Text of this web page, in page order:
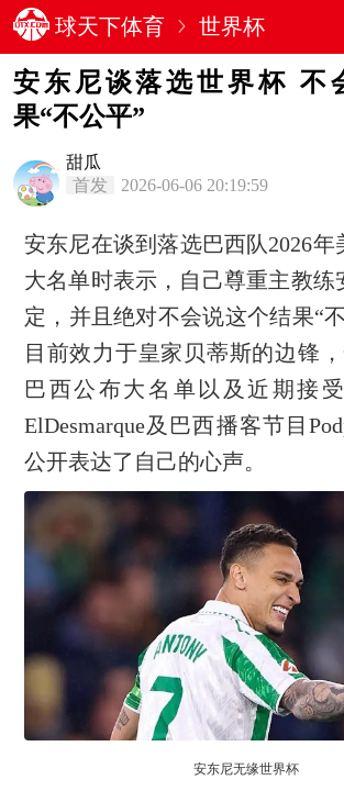
球天下体育 世界杯
安东尼谈落选世界杯 不
果“不公平”
甜瓜
首发
2026-06-06 20:19:59
安东尼在谈到落选巴西队2026年
大名单时表示，自己尊重主教练
定，并且绝对不会说这个结果“
目前效力于皇家贝蒂斯的边锋
巴西公布大名单以及近期接
ElDesmarque及巴西播客节目
公开表达了自己的心声。
安东尼无缘世界杯